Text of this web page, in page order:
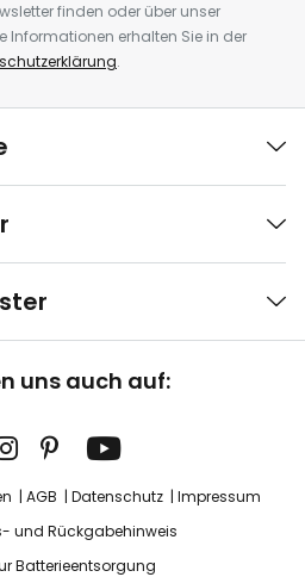
finden oder über unser
Informationen erhalten Sie in der
.
uns auch auf:
AGB Datenschutz
Impressum
und Rückgabehinweis
Batterieentsorgung